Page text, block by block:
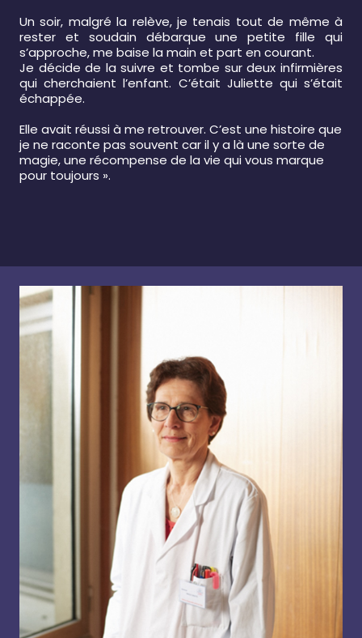
Un soir, malgré la relève, je tenais tout de même à
rester et soudain débarque une petite fille qui
s’approche, me baise la main et part en courant.
Je décide de la suivre et tombe sur deux infirmières
qui cherchaient l’enfant. C’était Juliette qui s’était
échappée.
Elle avait réussi à me retrouver. C’est une histoire que
je ne raconte pas souvent car il y a là une sorte de
magie, une récompense de la vie qui vous marque
pour toujours ».